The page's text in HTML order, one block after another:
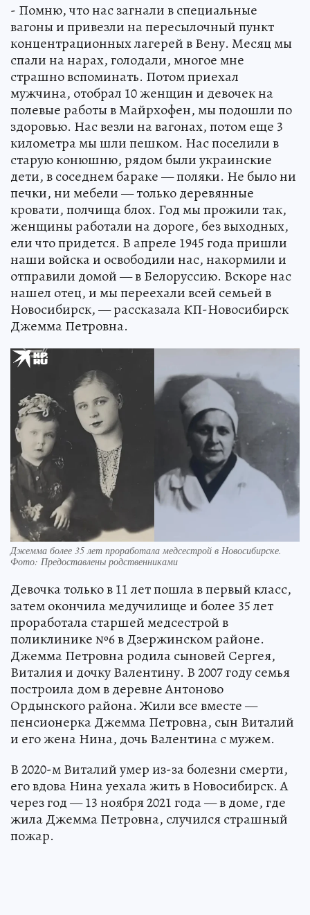
- Помню, что нас загнали в специальные
вагоны и привезли на пересылочный пункт
концентрационных лагерей в Вену. Месяц мы
спали на нарах, голодали, многое мне
страшно вспоминать. Потом приехал
мужчина, отобрал 10 женщин и девочек на
полевые работы в Майрхофен, мы подошли по
здоровью. Нас везли на вагонах, потом еще 3
километра мы шли пешком. Нас поселили в
старую конюшню, рядом были украинские
дети, в соседнем бараке — поляки. Не было ни
печки, ни мебели — только деревянные
кровати, полчища блох. Год мы прожили так,
женщины работали на дороге, без выходных,
ели что придется. В апреле 1945 года пришли
наши войска и освободили нас, накормили и
отправили домой — в Белоруссию. Вскоре нас
нашел отец, и мы переехали всей семьей в
Новосибирск, — рассказала КП-Новосибирск
Джемма Петровна.
Джемма более 35 лет проработала медсестрой в Новосибирске.
Фото: Предоставлены родственниками
Девочка только в 11 лет пошла в первый класс,
затем окончила медучилище и более 35 лет
проработала старшей медсестрой в
поликлинике №6 в Дзержинском районе.
Джемма Петровна родила сыновей Сергея,
Виталия и дочку Валентину. В 2007 году семья
построила дом в деревне Антоново
Ордынского района. Жили все вместе —
пенсионерка Джемма Петровна, сын Виталий
и его жена Нина, дочь Валентина с мужем.
В 2020-м Виталий умер из-за болезни смерти,
его вдова Нина уехала жить в Новосибирск. А
через год — 13 ноября 2021 года — в доме, где
жила Джемма Петровна, случился страшный
пожар.